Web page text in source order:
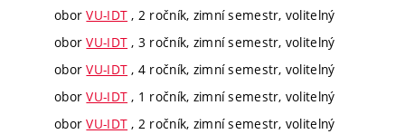
oborVU-IDT , 2 ročník, zimní semestr, volitelný
oborVU-IDT , 3 ročník, zimní semestr, volitelný
oborVU-IDT , 4 ročník, zimní semestr, volitelný
oborVU-IDT , 1 ročník, zimní semestr, volitelný
oborVU-IDT , 2 ročník, zimní semestr, volitelný